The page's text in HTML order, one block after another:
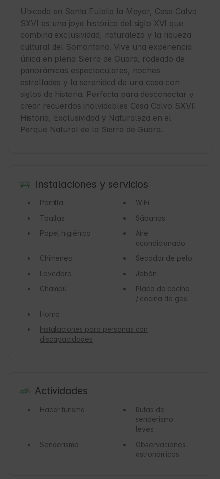
Ubicada en Santa Eulalia la Mayor, Casa Calvo
SXVI es una joya histórica del siglo XVI que
combina exclusividad, naturaleza y la riqueza
cultural del Somontano. Vive una experiencia
única en plena Sierra de Guara, rodeado de
panorámicas espectaculares, noches
estrelladas y la serenidad de una casa con
siglos de historia. Perfecta para desconectar y
crear recuerdos inolvidables Casa Calvo SXVI:
Historia, Exclusividad y Naturaleza en el
Parque Natural de la Sierra de Guara.
Instalaciones y servicios
Parrilla
WiFi
Toallas
Sábanas
Papel higiénico
Aire
acondicionado
Chimenea
Secador de pelo
Lavadora
Jabón
Champú
Placa de cocina
/ cocina de gas
Horno
Instalaciones para personas con
discapacidades
Actividades
Hacer turismo
Rutas de
senderismo
leves
Senderismo
Observaciones
astronómicas